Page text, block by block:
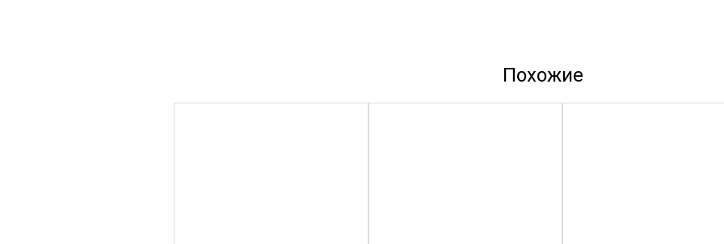
Похожие